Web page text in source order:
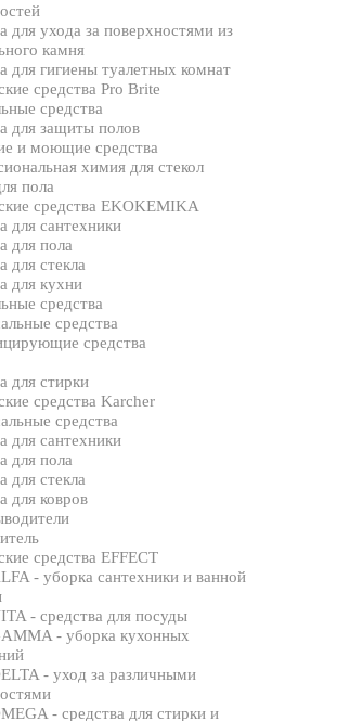
для ухода за поверхностями из
камня
для гигиены туалетных комнат
средства Pro Brite
средства
для защиты полов
и моющие средства
химия для стекол
пола
средства EKOKEMIKA
для сантехники
для пола
для стекла
для кухни
средства
средства
средства
для стирки
средства Karcher
средства
для сантехники
для пола
для стекла
для ковров
средства EFFECT
- уборка сантехники и ванной
- средства для посуды
- уборка кухонных
- уход за различными
- средства для стирки и